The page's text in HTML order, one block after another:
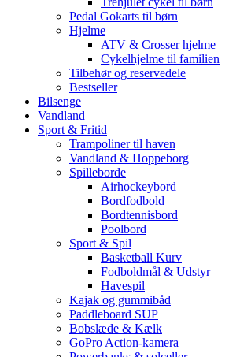
Pedal Gokarts til børn
Hjelme
ATV & Crosser hjelme
Cykelhjelme til familien
Tilbehør og reservedele
Bestseller
Bilsenge
Vandland
Sport & Fritid
Trampoliner til haven
Vandland & Hoppeborg
Spilleborde
Airhockeybord
Bordfodbold
Bordtennisbord
Poolbord
Sport & Spil
Basketball Kurv
Fodboldmål & Udstyr
Havespil
Kajak og gummibåd
Paddleboard SUP
Bobslæde & Kælk
GoPro Action-kamera